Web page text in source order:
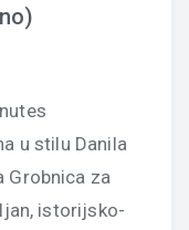
u stilu Danila
Grobnica za
istorijsko-